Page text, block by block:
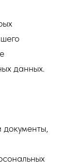
данных.